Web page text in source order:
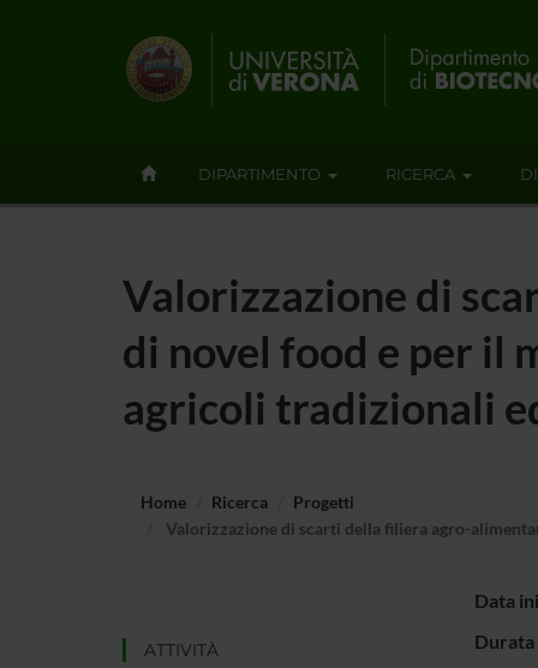
DIPARTIMENTO RICERCA
Valorizzazione di
di novel food e per il
agricoli tradizionali
Home Ricerca
Progetti
Valorizzazione di scarti della filiera agro-
ATTIVITÀ
Data
Durata